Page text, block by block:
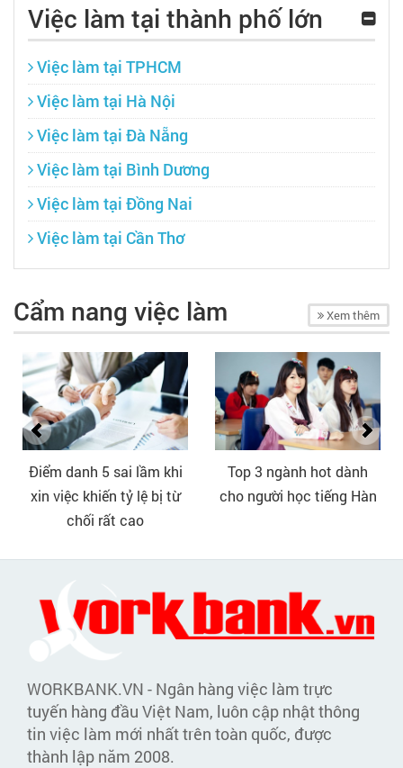
Việc làm tại thành phố lớn
Việc làm tại TPHCM
Việc làm tại Hà Nội
Việc làm tại Đà Nẵng
Việc làm tại Bình Dương
Việc làm tại Đồng Nai
Việc làm tại Cần Thơ
Cẩm nang việc làm Xem thêm
Điểm danh 5 sai lầm khi
xin việc khiến tỷ lệ bị từ
chối rất cao
Top 3 ngành hot dành
cho người học tiếng Hàn
WORKBANK.VN - Ngân hàng việc làm trực
tuyến hàng đầu Việt Nam, luôn cập nhật thông
tin việc làm mới nhất trên toàn quốc, được
thành lập năm 2008.